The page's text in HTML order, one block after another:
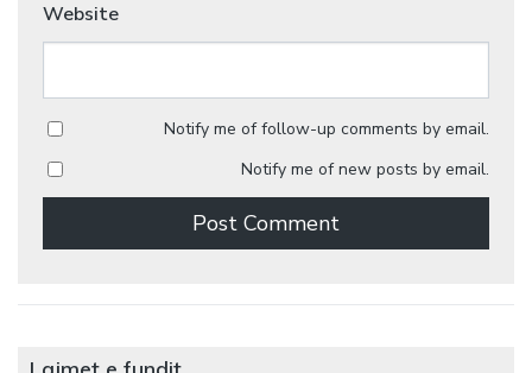
Website
Notify me of follow-up comments by email.
Notify me of new posts by email.